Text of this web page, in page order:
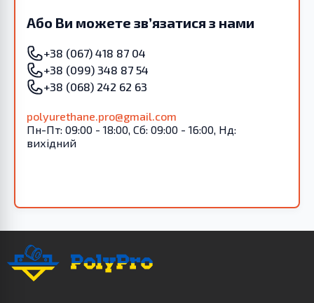
Або Ви можете зв’язатися з нами
+38 (067) 418 87 04
+38 (099) 348 87 54
+38 (068) 242 62 63
polyurethane.pro@gmail.com
Пн-Пт: 09:00 - 18:00, Сб: 09:00 - 16:00, Нд:
вихідний